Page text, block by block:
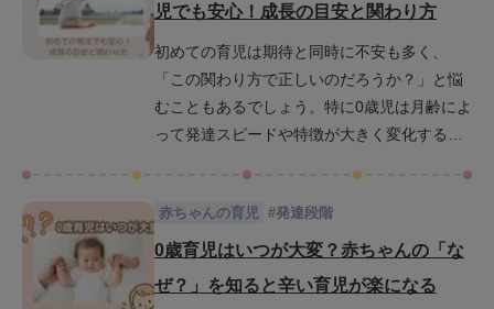
赤ちゃんとの毎日がもっと楽しくなり、安心
して過ごせるはずです。さあ、赤ちゃんの成
長をやさしく見守るヒントを一緒に見ていき
ましょう。
児でも安心！成長の目安と関わり方
初めての育児は期待と同時に不安も多く、
「この関わり方で正しいのだろうか？」と悩
むこともあるでしょう。特に0歳児は月齢によ
って発達スピードや特徴が大きく変化するた
は、0歳児の発達を「運動」「感覚」「認知」
「社会性」の4つの視点から整理し、月齢別の
特徴や関わり方、発達を促す遊びや家庭での
環境づくりについてわかりやすく解説しま
赤ちゃんの育児 #発達段階
0歳育児はいつが大変？赤ちゃんの「な
ぜ？」を知ると辛い育児が楽になる